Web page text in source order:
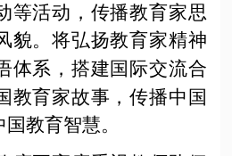
等活动，传播教育家思
貌。将弘扬教育家精神
体系，搭建国际交流合
教育家故事，传播中国
教育智慧。